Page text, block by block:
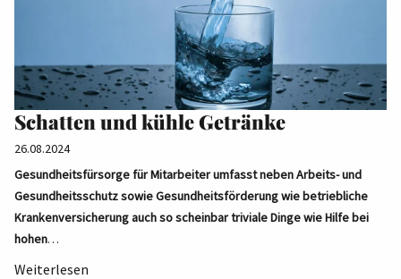
Schatten und kühle Getränke
26.08.2024
Gesundheitsfürsorge für Mitarbeiter umfasst neben Arbeits- und
Gesundheitsschutz sowie Gesundheitsförderung wie betriebliche
Krankenversicherung auch so scheinbar triviale Dinge wie Hilfe bei
hohen…
Weiterlesen